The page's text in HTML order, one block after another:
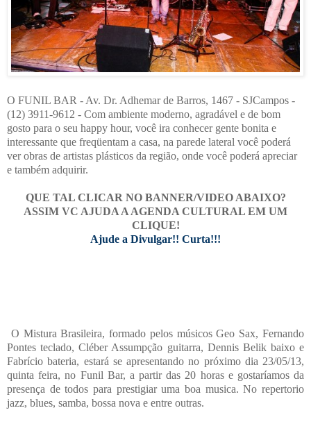
O FUNIL BAR - Av. Dr. Adhemar de Barros, 1467 - SJCampos -
(12) 3911-9612 - Com ambiente moderno, agradável e de bom
gosto para o seu happy hour, você ira conhecer gente bonita e
interessante que freqüentam a casa, na parede lateral você poderá
ver obras de artistas plásticos da região, onde você poderá apreciar
e também adquirir.
QUE TAL CLICAR NO BANNER/VIDEO ABAIXO?
ASSIM VC AJUDA A AGENDA CULTURAL EM UM
CLIQUE!
Ajude a Divulgar!! Curta!!!
O Mistura Brasileira, formado pelos músicos Geo Sax, Fernando
Pontes teclado, Cléber Assumpção guitarra, Dennis Belik baixo e
Fabrício bateria, estará se apresentando no próximo dia 23/05/13,
quinta feira, no Funil Bar, a partir das 20 horas e gostaríamos da
presença de todos para prestigiar uma boa musica. No repertorio
jazz, blues, samba, bossa nova e entre outras.